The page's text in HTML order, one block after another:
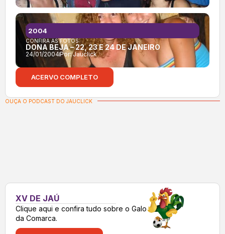
CONFIRA AS FOTOS:
DONA BEJA – 22, 23 E 24 DE JANEIRO
24/01/2004Por:Jauclick
2004
ACERVO COMPLETO
OUÇA O PODCAST DO JAUCLICK
XV DE JAÚ
Clique aqui e confira tudo sobre o Galo
da Comarca.